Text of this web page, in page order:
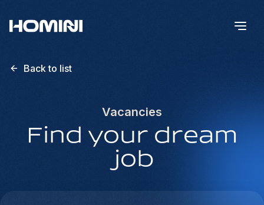
Back to list
Vacancies
Find your dream
job